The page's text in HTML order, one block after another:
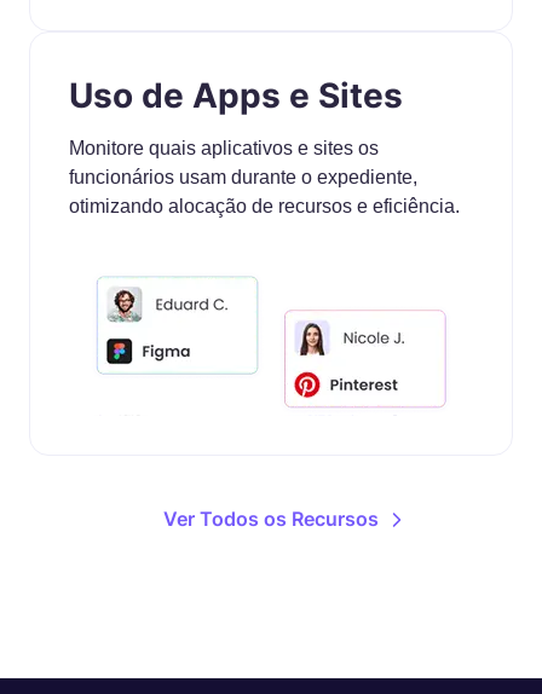
Uso de Apps e Sites
Monitore quais aplicativos e sites os
funcionários usam durante o expediente,
otimizando alocação de recursos e eficiência.
Ver Todos os Recursos